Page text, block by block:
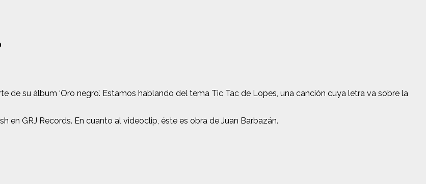
su álbum ‘Oro negro’. Estamos hablando del tema Tic Tac de Lopes, una canción cuya letra va sobre la
GRJ Records. En cuanto al videoclip, éste es obra de Juan Barbazán.